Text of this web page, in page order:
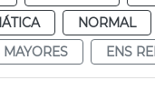
NORMAL
ENS